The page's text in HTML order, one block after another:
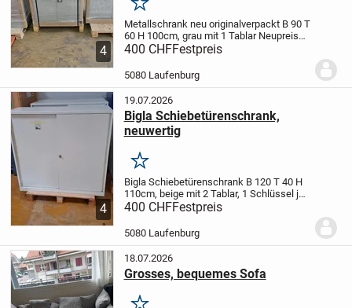
4
Merken
Metallschrank neu originalverpackt B 90 T
60 H 100cm, grau mit 1 Tablar Neupreis
Fr. 740.- jetzt nur Fr. 400.- Stück inkl. Mwst
alle Schränke haben 1
Schlüssel und sind abschliessbar
400 CHFFestpreis
5080 Laufenburg
4
19.07.2026
Bigla Schiebetürenschrank,
neuwertig
Merken
Bigla Schiebetürenschrank B 120 T 40 H
110cm, beige mit 2 Tablar, 1 Schlüssel je
Schrank vorhanden, Neupreis Stück Fr.
1320.- jetzt nur Fr.400.- Stück netto inkl
Mwst, die Schränke weisen kleinere...
400 CHFFestpreis
5080 Laufenburg
18.07.2026
Grosses, bequemes Sofa